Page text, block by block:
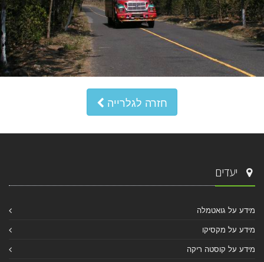
חזרה לגלרייה
יעדים
מידע על גואטמלה
מידע על מקסיקו
מידע על קוסטה ריקה